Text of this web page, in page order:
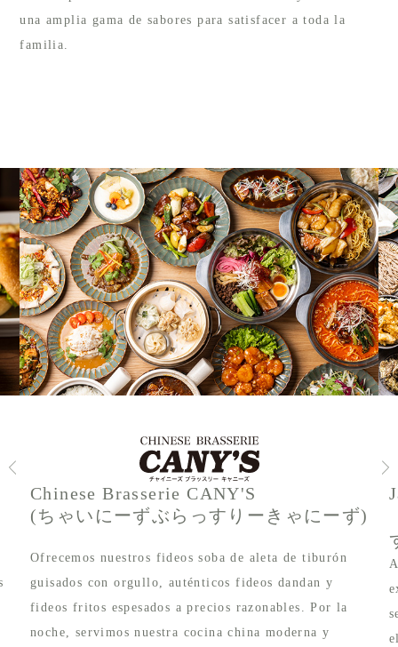
una amplia gama de sabores para satisfacer a toda la
familia.
Chinese Brasserie CANY'S
(ちゃいにーずぶらっすりーきゃにーず)
Ofrecemos nuestros fideos soba de aleta de tiburón
guisados ​​con orgullo, auténticos fideos dandan y
fideos fritos espesados ​​a precios razonables. Por la
noche, servimos nuestra cocina china moderna y